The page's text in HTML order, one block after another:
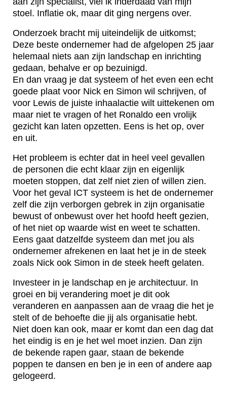
stoel. Inflatie ok, maar dit ging nergens over.
Onderzoek bracht mij uiteindelijk de uitkomst;
Deze beste ondernemer had de afgelopen 25 jaar
helemaal niets aan zijn landschap en inrichting
gedaan, behalve er op bezuinigd.
En dan vraag je dat systeem of het even een echt
goede plaat voor Nick en Simon wil schrijven, of
voor Lewis de juiste inhaalactie wilt uittekenen om
maar niet te vragen of het Ronaldo een vrolijk
gezicht kan laten opzetten. Eens is het op, over
en uit.
Het probleem is echter dat in heel veel gevallen
de personen die echt klaar zijn en eigenlijk
moeten stoppen, dat zelf niet zien of willen zien.
Voor het geval ICT systeem is het de ondernemer
zelf die zijn verborgen gebrek in zijn organisatie
bewust of onbewust over het hoofd heeft gezien,
of het niet op waarde wist en weet te schatten.
Eens gaat datzelfde systeem dan met jou als
ondernemer afrekenen en laat het je in de steek
zoals Nick ook Simon in de steek heeft gelaten.
Investeer in je landschap en je architectuur. In
groei en bij verandering moet je dit ook
veranderen en aanpassen aan de vraag die het je
stelt of de behoefte die jij als organisatie hebt.
Niet doen kan ook, maar er komt dan een dag dat
het eindig is en je het wel moet inzien. Dan zijn
de bekende rapen gaar, staan de bekende
poppen te dansen en ben je in een of andere aap
gelogeerd.